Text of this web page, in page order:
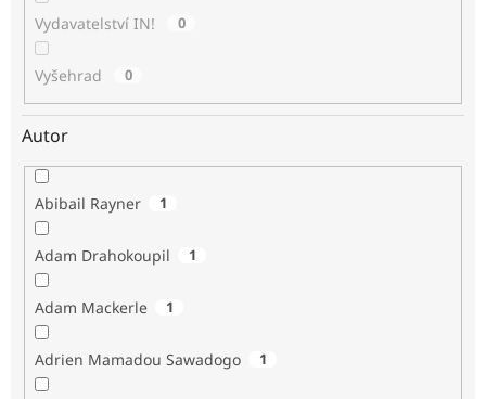
Vydavatelství IN! 0
Vyšehrad 0
Autor
Abibail Rayner 1
Adam Drahokoupil 1
Adam Mackerle 1
Adrien Mamadou Sawadogo 1